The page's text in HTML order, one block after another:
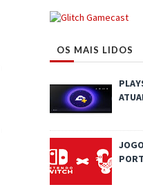
OS MAIS LIDOS